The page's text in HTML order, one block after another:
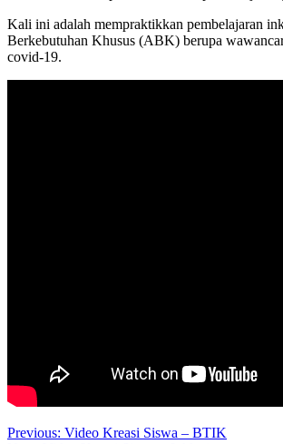
Kali ini adalah mempraktikkan pembelajaran
Berkebutuhan Khusus (ABK) berupa
covid-19.
Post
Previous: Video Kreasi Siswa – BTIK